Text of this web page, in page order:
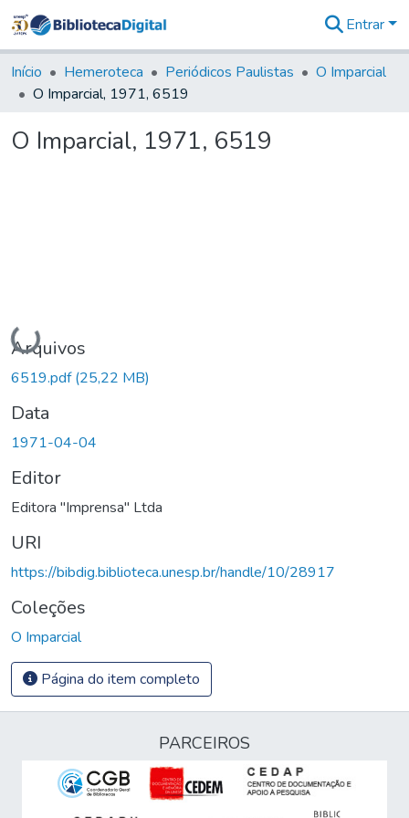
&
Coleções
Tudo na
Digital
Entrar
Início Hemeroteca Periódicos Paulistas
O Imparcial
O Imparcial, 1971, 6519
O Imparcial, 1971, 6519
Carregando...
Arquivos
6519.pdf(25,22 MB)
Data
1971-04-04
Editor
Editora "Imprensa" Ltda
URI
https://bibdig.biblioteca.unesp.br/handle/10/28917
Coleções
O Imparcial
Página do item completo
PARCEIROS